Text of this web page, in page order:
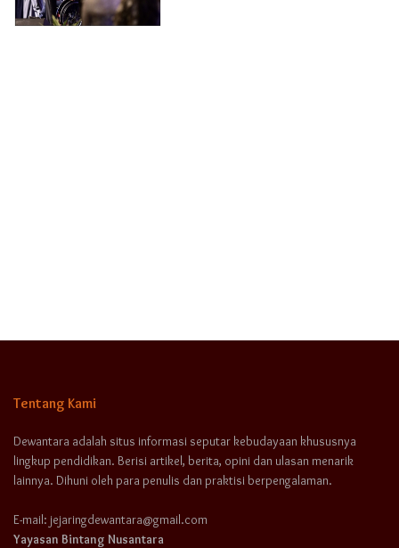
Tentang Kami
Dewantara adalah situs informasi seputar kebudayaan khususnya
lingkup pendidikan. Berisi artikel, berita, opini dan ulasan menarik
lainnya. Dihuni oleh para penulis dan praktisi berpengalaman.
E-mail: jejaringdewantara@gmail.com
Yayasan Bintang Nusantara